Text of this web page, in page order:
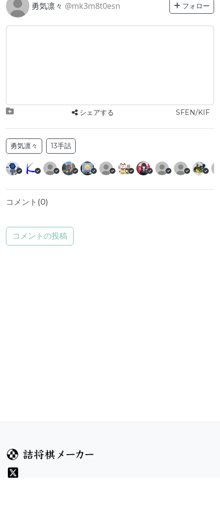
勇気凛々 @mk3m8t0esn フォロー
シェアする SFEN/KIF
勇気凛々 13手詰
コメント(0)
コメントの投稿